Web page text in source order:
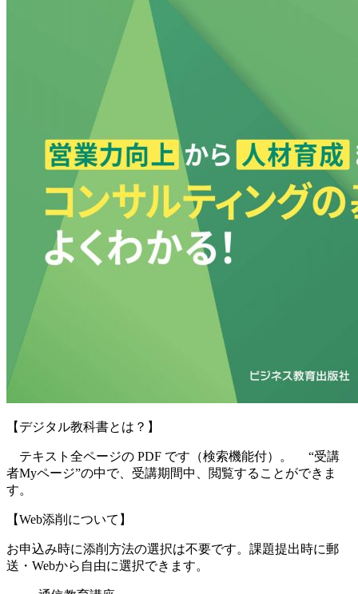
【デジタル教科書とは？】
テキスト全ページの PDF です（検索機能付）。 “受講
者Myページ”の中で、受講期間中、閲覧することができま
す。
【Web添削について】
お申込み時に添削方法の選択は不要です。課題提出時に郵
送・Webから自由に選択できます。